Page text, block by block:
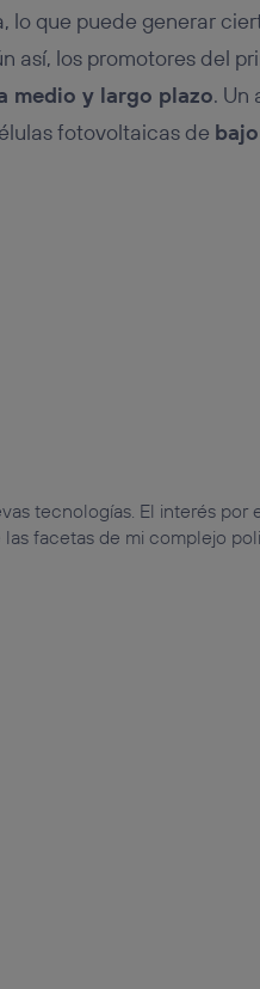
lo que puede generar
así, los promotores del
medio y largo plazo. Un
fotovoltaicas de
tecnologías. El interés por
facetas de mi complejo